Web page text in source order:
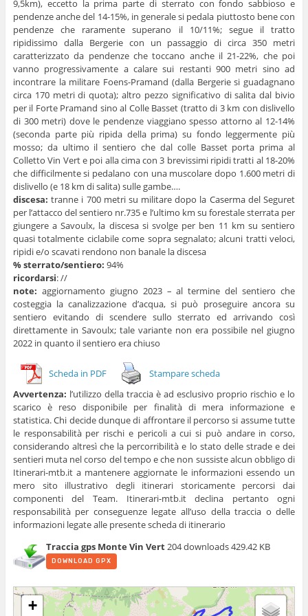
9,5km), eccetto la prima parte di sterrato con fondo sabbioso e
pendenze anche del 14-15%, in generale si pedala piuttosto bene con
pendenze che raramente superano il 10/11%; segue il tratto
ripidissimo dalla Bergerie con un passaggio di circa 350 metri
caratterizzato da pendenze che toccano anche il 21-22%, che poi
vanno progressivamente a calare sui restanti 900 metri sino ad
incontrare la militare Foens-Pramand (dalla Bergerie si guadagnano
circa 170 metri di quota); altro pezzo significativo di salita dal bivio
per il Forte Pramand sino al Colle Basset (tratto di 3 km con dislivello
di 300 metri) dove le pendenze viaggiano spesso attorno al 12-14%
(seconda parte più ripida della prima) su fondo leggermente più
mosso; da ultimo il sentiero che dal colle Basset porta prima al
Colletto Vin Vert e poi alla cima con 3 brevissimi ripidi tratti al 18-20%
che difficilmente si pedalano con una muscolare dopo 1.600 metri di
dislivello (e 18 km di salita) sulle gambe….
discesa: tranne i 700 metri su militare dopo la Caserma del Seguret
per l’attacco del sentiero nr.735 e l’ultimo km su forestale sterrata per
giungere a Savoulx, la discesa si svolge per ben 11 km su sentiero
quasi totalmente ciclabile come sopra segnalato; alcuni tratti veloci,
ripidi e/o scavati rendono non banale la discesa
% sterrato/sentiero: 94%
ricordarsi: //
note: aggiornamento giugno 2023 – al termine del sentiero che
costeggia la canalizzazione d’acqua, si può proseguire ancora su
sentiero evitando di scendere sullo sterrato ed arrivando così
direttamente in Savoulx; tale variante non era possibile nel giugno
2022 in quanto il sentiero era chiuso
Scheda in PDF
Stampare scheda
Avvertenza: l’utilizzo della traccia è ad esclusivo proprio rischio e lo
scarico è reso disponibile per finalità di mera informazione e
statistica. Chi decide dunque di affrontare il percorso si assume tutte
le responsabilità per rischi e pericoli a cui si può andare in corso,
considerando altresì che la percorribilità e lo stato delle strade e dei
sentieri muta nel corso del tempo e che non sussiste alcun obbligo di
Itinerari-mtb.it a mantenere aggiornate le informazioni essendo un
mero sito illustrativo degli itinerari storicamente percorsi dai
componenti del Team. Itinerari-mtb.it declina pertanto ogni
responsabilità per conseguenze legate all’uso della traccia o delle
informazioni legate alle presente scheda di itinerario
Traccia gps Monte Vin Vert204 downloads429.42 KB
DOWNLOAD GPX
+